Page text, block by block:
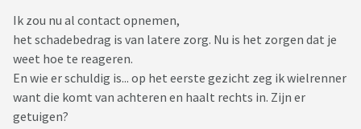
Ik zou nu al contact opnemen,
het schadebedrag is van latere zorg. Nu is het zorgen dat je
weet hoe te reageren.
En wie er schuldig is... op het eerste gezicht zeg ik wielrenner
want die komt van achteren en haalt rechts in. Zijn er
getuigen?